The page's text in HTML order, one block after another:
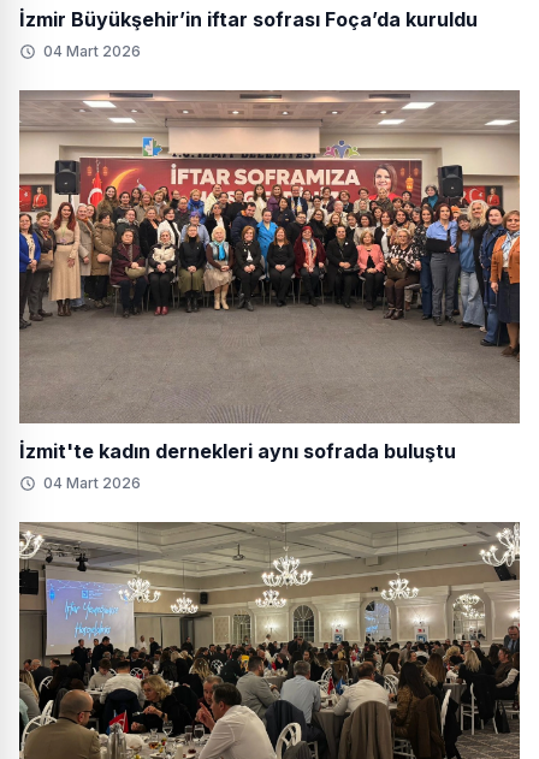
İzmir Büyükşehir’in iftar sofrası Foça’da kuruldu
04 Mart 2026
İzmit'te kadın dernekleri aynı sofrada buluştu
04 Mart 2026